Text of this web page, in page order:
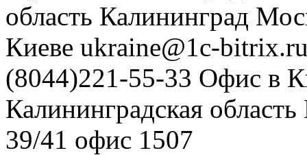
область Калининград
Киеве ukraine@1c-
(8044)221-55-33 Офис в
Калининградская область
39/41 офис 1507